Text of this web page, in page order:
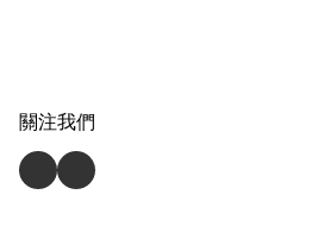
關注我們